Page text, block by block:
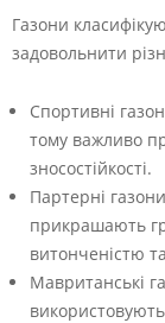
Газони
задовольнити
Спортивні
тому важливо
зносостійкості.
Партерні
прикрашають
витонченістю
Мавританські